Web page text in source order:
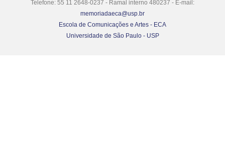
Telefone: 55 11 2648-0237 - Ramal interno 480237 - E-mail:
memoriadaeca@usp.br
Escola de Comunicações e Artes - ECA
Universidade de São Paulo - USP